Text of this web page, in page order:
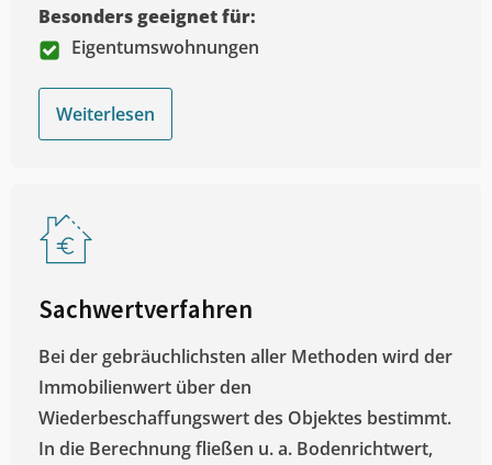
Besonders geeignet für:
Eigentumswohnungen
Weiterlesen
Sachwertverfahren
Bei der gebräuchlichsten aller Methoden wird der
Immobilienwert über den
Wiederbeschaffungswert des Objektes bestimmt.
In die Berechnung fließen u. a. Bodenrichtwert,